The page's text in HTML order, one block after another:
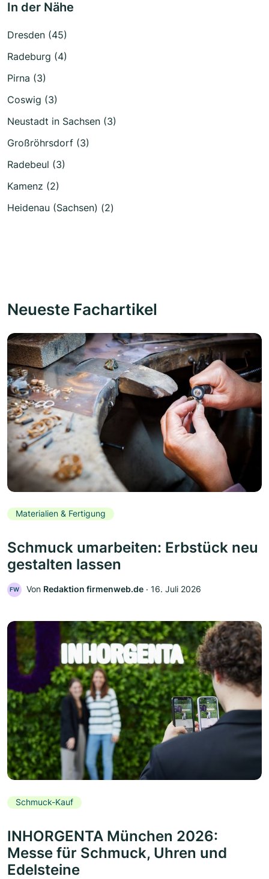
In der Nähe
Dresden (45)
Radeburg (4)
Pirna (3)
Coswig (3)
Neustadt in Sachsen (3)
Großröhrsdorf (3)
Radebeul (3)
Kamenz (2)
Heidenau (Sachsen) (2)
Neueste Fachartikel
Materialien & Fertigung
Schmuck umarbeiten: Erbstück neu
gestalten lassen
FW Von Redaktion firmenweb.de ‧ 16. Juli 2026
Schmuck-Kauf
INHORGENTA München 2026:
Messe für Schmuck, Uhren und
Edelsteine